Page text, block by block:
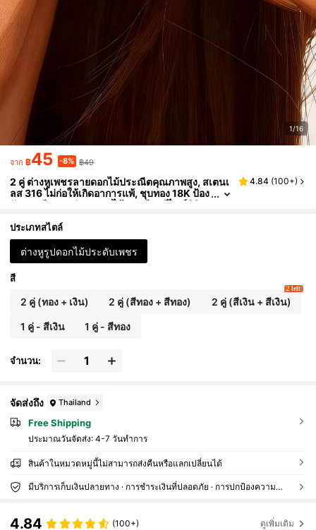
1/16
จาก ฿45 -8% ฿49
2 คู่ ต่างหูเพชรลายดอกไม้ประณีตคุณภาพสูง, สเตนเ
ลส 316 ไม่ก่อให้เกิดอาการแพ้, ชุบทอง 18K ป้อง
กันการซีดจาง ต่างหูดอกไม้ประณีต, ดีไซน์มินิม
บสวมใส่ในชีวิตประจำวันหรืองานปาร์ตี้, เครื่องประ
ดับสำหรับเจ้าสาวและเพื่อนเจ้าสาว, เครื่องประดับส
ำหรับผู้หญิง, ของขวัญสุดประณีตสำหรับวันครบรอ
บของผู้หญิง
4.84 (100+)
ประเภทสไตล์
ต่างหูรูปดอกไม้ประดับเพชร
สี
2 คู่ (ทอง + เงิน) 2 คู่ (สีทอง + สีทอง) 2 คู่ (สีเงิน + สีเงิน)
2 left
1 คู่ - สีเงิน 1 คู่ - สีทอง
จำนวน:
จัดส่งถึง Thailand
Free Shipping
ประมาณวันจัดส่ง: 4-7 วันทำการ
สินค้าในหมวดหมู่นี้ไม่สามารถส่งคืนหรือแลกเปลี่ยนได้
มีบริการเก็บเงินปลายทาง · การชำระเงินที่ปลอดภัย · การปกป้องความเป็นส่วนตัว
4.84 (100+) ดูเพิ่มเติม